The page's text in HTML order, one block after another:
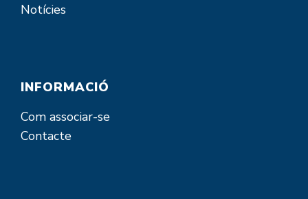
Notícies
INFORMACIÓ
Com associar-se
Contacte